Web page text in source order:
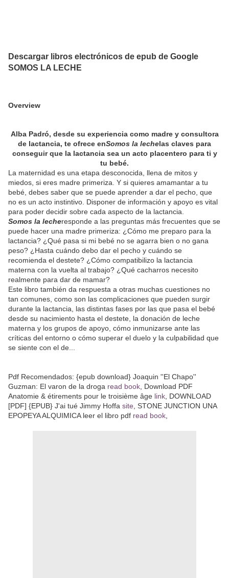
Descargar libros electrónicos de epub de Google
SOMOS LA LECHE
Overview
Alba Padró, desde su experiencia como madre y consultora
de lactancia, te ofrece enSomos la lechelas claves para
conseguir que la lactancia sea un acto placentero para ti y
tu bebé.
La maternidad es una etapa desconocida, llena de mitos y
miedos, si eres madre primeriza. Y si quieres amamantar a tu
bebé, debes saber que se puede aprender a dar el pecho, que
no es un acto instintivo. Disponer de información y apoyo es vital
para poder decidir sobre cada aspecto de la lactancia.
Somos la lecheresponde a las preguntas más frecuentes que se
puede hacer una madre primeriza: ¿Cómo me preparo para la
lactancia? ¿Qué pasa si mi bebé no se agarra bien o no gana
peso? ¿Hasta cuándo debo dar el pecho y cuándo se
recomienda el destete? ¿Cómo compatibilizo la lactancia
materna con la vuelta al trabajo? ¿Qué cacharros necesito
realmente para dar de mamar?
Este libro también da respuesta a otras muchas cuestiones no
tan comunes, como son las complicaciones que pueden surgir
durante la lactancia, las distintas fases por las que pasa el bebé
desde su nacimiento hasta el destete, la donación de leche
materna y los grupos de apoyo, cómo inmunizarse ante las
críticas del entorno o cómo superar el duelo y la culpabilidad que
se siente con el de...
Pdf Recomendados: {epub download} Joaquin ''El Chapo''
Guzman: El varon de la droga read book , Download PDF
Anatomie & étirements pour le troisième âge link , DOWNLOAD
[PDF] {EPUB} J'ai tué Jimmy Hoffa site , STONE JUNCTION UNA
EPOPEYA ALQUIMICA leer el libro pdf read book